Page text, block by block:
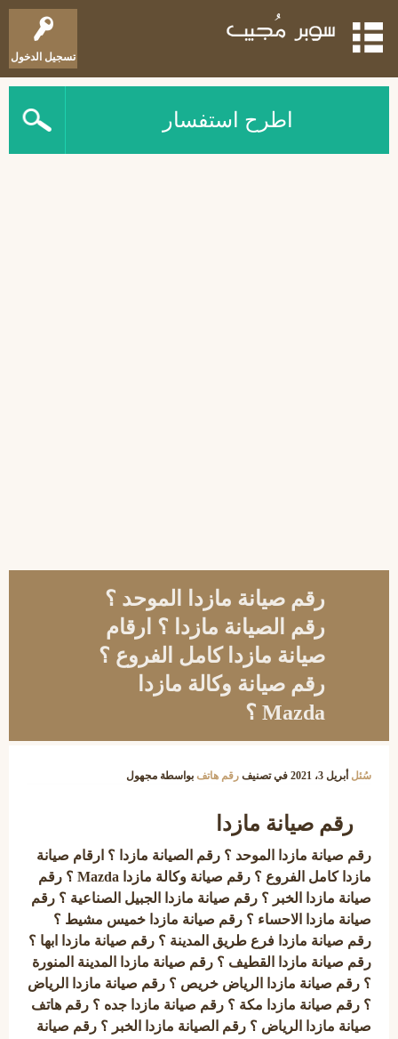
تسجيل الدخول
اطرح استفسار
رقم صيانة مازدا الموحد ؟
رقم الصيانة مازدا ؟ ارقام
صيانة مازدا كامل الفروع ؟
رقم صيانة وكالة مازدا
Mazda ؟
سُئل أبريل 3، 2021 في تصنيف رقم هاتف بواسطة مجهول
رقم صيانة مازدا
رقم صيانة مازدا الموحد ؟ رقم الصيانة مازدا ؟ ارقام صيانة
مازدا كامل الفروع ؟ رقم صيانة وكالة مازدا Mazda ؟ رقم
صيانة مازدا الخبر ؟ رقم صيانة مازدا الجبيل الصناعية ؟ رقم
صيانة مازدا الاحساء ؟ رقم صيانة مازدا خميس مشيط ؟
رقم صيانة مازدا فرع طريق المدينة ؟ رقم صيانة مازدا ابها ؟
رقم صيانة مازدا القطيف ؟ رقم صيانة مازدا المدينة المنورة
؟ رقم صيانة مازدا الرياض خريص ؟ رقم صيانة مازدا الرياض
؟ رقم صيانة مازدا مكة ؟ رقم صيانة مازدا جده ؟ رقم هاتف
صيانة مازدا الرياض ؟ رقم الصيانة مازدا الخبر ؟ رقم صيانة